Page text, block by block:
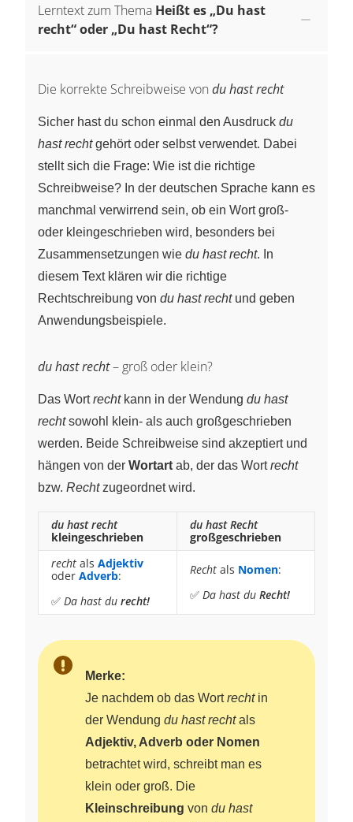
Lerntext zum Thema Heißt es „Du hast
recht“ oder „Du hast Recht“?
Die korrekte Schreibweise von du hast recht
Sicher hast du schon einmal den Ausdruck du
hast rechtgehört oder selbst verwendet. Dabei
stellt sich die Frage: Wie ist die richtige
Schreibweise? In der deutschen Sprache kann es
manchmal verwirrend sein, ob ein Wort groß-
oder kleingeschrieben wird, besonders bei
Zusammensetzungen wie du hast recht. In
diesem Text klären wir die richtige
Rechtschreibung von du hast rechtund geben
Anwendungsbeispiele.
du hast recht– groß oder klein?
Das Wortrechtkann in der Wendung du hast
rechtsowohl klein- als auch großgeschrieben
werden. Beide Schreibweise sind akzeptiert und
hängen von der Wortart ab, der das Wortrecht
bzw. Rechtzugeordnet wird.
du hast recht
kleingeschrieben
du hast Recht
großgeschrieben
recht als Adjektiv
oder Adverb:
✅ Da hast du recht!
Recht als Nomen:
✅ Da hast du Recht!
Merke:
Je nachdem ob das Wortrechtin
der Wendung du hast rechtals
Adjektiv, Adverb oder Nomen
betrachtet wird, schreibt man es
klein oder groß. Die
Kleinschreibung von du hast